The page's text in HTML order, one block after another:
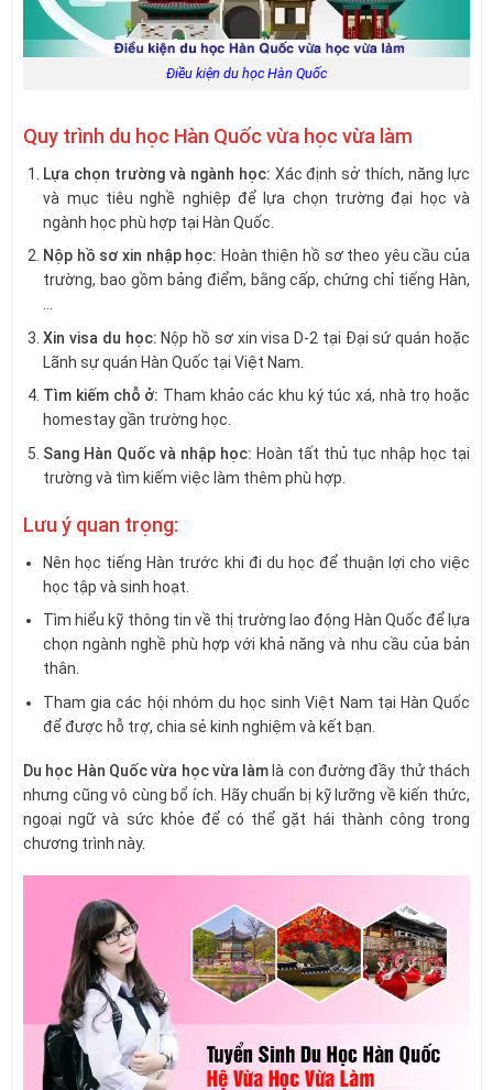
Điều kiện du học Hàn Quốc
Quy trình du học Hàn Quốc vừa học vừa làm
Lựa chọn trường và ngành học: Xác định sở thích, năng lực
và mục tiêu nghề nghiệp để lựa chọn trường đại học và
ngành học phù hợp tại Hàn Quốc.
Nộp hồ sơ xin nhập học: Hoàn thiện hồ sơ theo yêu cầu của
trường, bao gồm bảng điểm, bằng cấp, chứng chỉ tiếng Hàn,
…
Xin visa du học: Nộp hồ sơ xin visa D-2 tại Đại sứ quán hoặc
Lãnh sự quán Hàn Quốc tại Việt Nam.
Tìm kiếm chỗ ở: Tham khảo các khu ký túc xá, nhà trọ hoặc
homestay gần trường học.
Sang Hàn Quốc và nhập học: Hoàn tất thủ tục nhập học tại
trường và tìm kiếm việc làm thêm phù hợp.
Lưu ý quan trọng:
Nên học tiếng Hàn trước khi đi du học để thuận lợi cho việc
học tập và sinh hoạt.
Tìm hiểu kỹ thông tin về thị trường lao động Hàn Quốc để lựa
chọn ngành nghề phù hợp với khả năng và nhu cầu của bản
thân.
Tham gia các hội nhóm du học sinh Việt Nam tại Hàn Quốc
để được hỗ trợ, chia sẻ kinh nghiệm và kết bạn.
Du học Hàn Quốc vừa học vừa làm là con đường đầy thử thách
nhưng cũng vô cùng bổ ích. Hãy chuẩn bị kỹ lưỡng về kiến thức,
ngoại ngữ và sức khỏe để có thể gặt hái thành công trong
chương trình này.